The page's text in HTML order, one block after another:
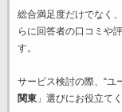
総合満足度だけでなく
らに回答者の口コミや
す。
サービス検討の際、“ユ
関東」選びにお役立てく